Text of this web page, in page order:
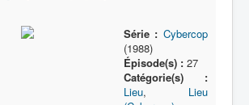
Série : Cybercop
(1988)
Épisode(s) :27
Catégorie(s) :
Lieu, Lieu